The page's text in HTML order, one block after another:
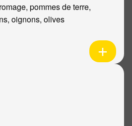
pommes de terre,
oignons, olives